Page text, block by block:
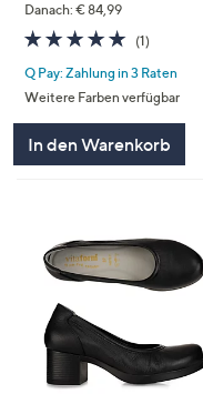
Danach: € 84,99
5.0
von
5
(1)1
Q Pay: Zahlung in 3 Raten
Weitere Farben verfügbar
In den Warenkorb